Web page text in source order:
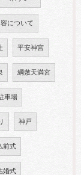
について
平安神宮
綱敷天満宮
車場
神戸
前式
婚式